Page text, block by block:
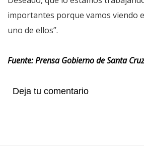
importantes porque vamos viendo
uno de ellos”.
Fuente: Prensa Gobierno de Santa Cruz
Deja tu comentario